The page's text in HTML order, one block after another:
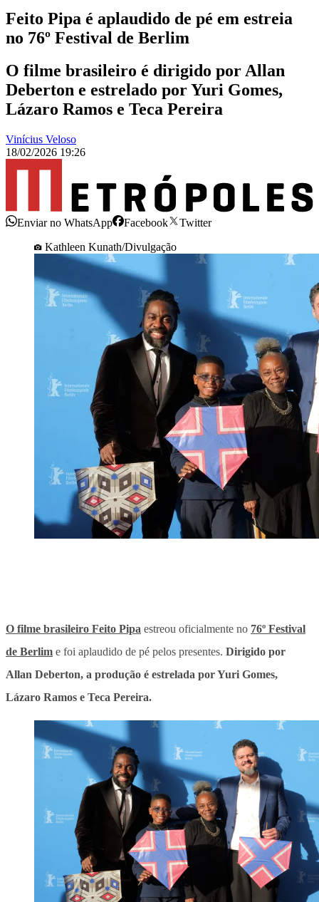
Feito Pipa é aplaudido de pé em estreia
no 76º Festival de Berlim
O filme brasileiro é dirigido por Allan
Deberton e estrelado por Yuri Gomes,
Lázaro Ramos e Teca Pereira
Vinícius Veloso
18/02/2026 19:26
Enviar no WhatsApp Facebook
Twitter
Kathleen Kunath/Divulgação
O filme brasileiro Feito Pipa estreou oficialmente no 76º Festival
de Berlim e foi aplaudido de pé pelos presentes. Dirigido por
Allan Deberton, a produção é estrelada por Yuri Gomes,
Lázaro Ramos e Teca Pereira.